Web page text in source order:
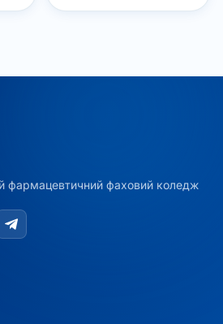
фармацевтичний фаховий коледж